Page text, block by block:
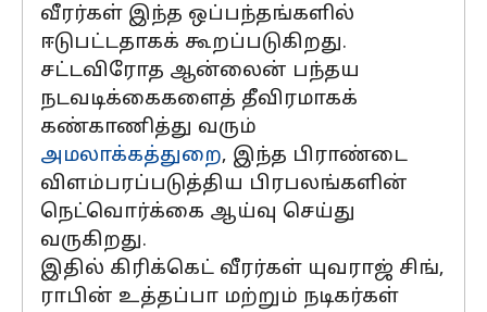
வீரர்கள் இந்த ஒப்பந்தங்களில்
ஈடுபட்டதாகக் கூறப்படுகிறது.
சட்டவிரோத ஆன்லைன் பந்தய
நடவடிக்கைகளைத் தீவிரமாகக்
கண்காணித்து வரும்
அமலாக்கத்துறை, இந்த பிராண்டை
விளம்பரப்படுத்திய பிரபலங்களின்
நெட்வொர்க்கை ஆய்வு செய்து
வருகிறது.
இதில் கிரிக்கெட் வீரர்கள் யுவராஜ் சிங்,
ராபின் உத்தப்பா மற்றும் நடிகர்கள்